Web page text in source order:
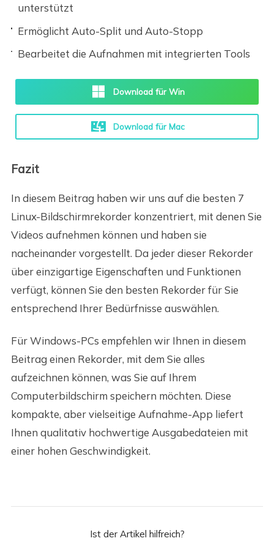
unterstützt
Ermöglicht Auto-Split und Auto-Stopp
Bearbeitet die Aufnahmen mit integrierten Tools
Download für Win
Download für Mac
Fazit
In diesem Beitrag haben wir uns auf die besten 7
Linux-Bildschirmrekorder konzentriert, mit denen Sie
Videos aufnehmen können und haben sie
nacheinander vorgestellt. Da jeder dieser Rekorder
über einzigartige Eigenschaften und Funktionen
verfügt, können Sie den besten Rekorder für Sie
entsprechend Ihrer Bedürfnisse auswählen.
Für Windows-PCs empfehlen wir Ihnen in diesem
Beitrag einen Rekorder, mit dem Sie alles
aufzeichnen können, was Sie auf Ihrem
Computerbildschirm speichern möchten. Diese
kompakte, aber vielseitige Aufnahme-App liefert
Ihnen qualitativ hochwertige Ausgabedateien mit
einer hohen Geschwindigkeit.
Ist der Artikel hilfreich?